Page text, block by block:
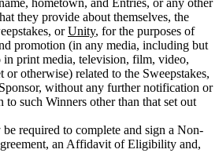
hometown, and Entries, or any other
they provide about themselves, the
orUnity, for the purposes of
promotion (in any media, including but
in print media, television, film, video,
or otherwise) related to the Sweepstakes,
without any further notification or
to such Winners other than that set out
be required to complete and sign a Non-
an Affidavit of Eligibility and,